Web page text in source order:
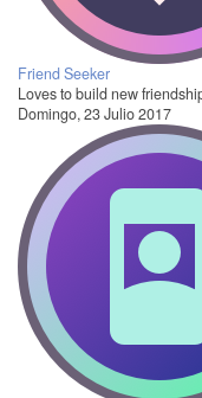
Friend Seeker
Loves to build new
Domingo, 23 Julio 2017